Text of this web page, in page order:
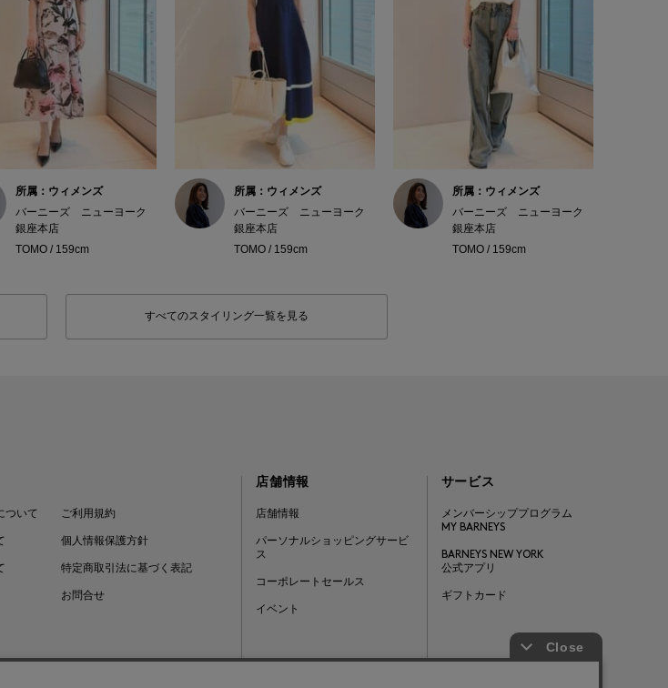
所属：ウィメンズ
バーニーズ ニューヨーク
銀座本店
TOMO / 159cm
所属：ウィメンズ
バーニーズ ニューヨーク
銀座本店
TOMO / 159cm
所属：ウィメンズ
バーニーズ ニューヨーク
銀座本店
TOMO / 159cm
すべてのスタイリング一覧を見る
ついて ご利用規約
個人情報保護方針
特定商取引法に基づく表記
お問合せ
店舗情報
店舗情報
パーソナルショッピングサービ
ス
コーポレートセールス
イベント
サービス
メンバーシッププログラム
MY BARNEYS
BARNEYS NEW YORK
公式アプリ
ギフトカード